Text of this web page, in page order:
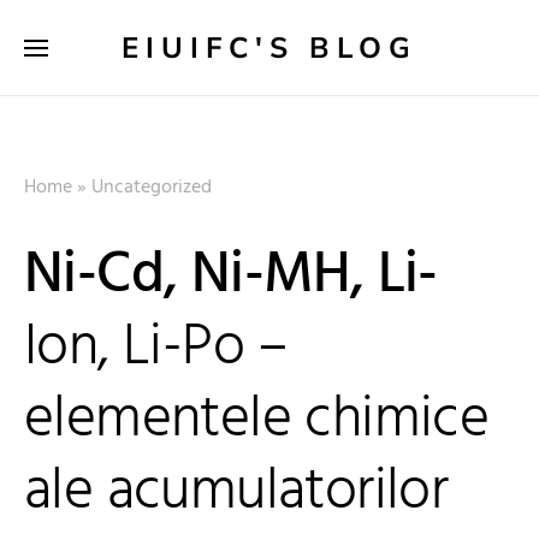
EIUIFC'S BLOG
Home» Uncategorized
Ni-Cd, Ni-MH, Li-
Ion, Li-Po –
elementele chimice
ale acumulatorilor